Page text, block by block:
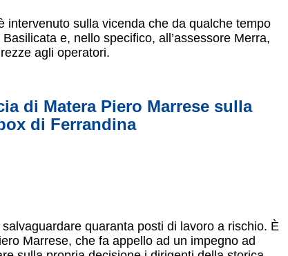
sulla vicenda che da qualche tempo
e, nello specifico, all’assessore Merra,
agli operatori.
di Matera Piero Marrese sulla
di Ferrandina
quaranta posti di lavoro a rischio. È
Marrese, che fa appello ad un impegno ad